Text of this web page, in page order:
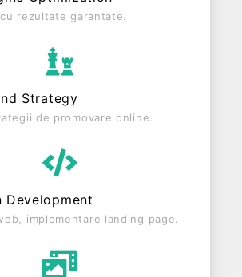
rezultate garantate.
Strategy
de promovare online.
Development
implementare landing page.